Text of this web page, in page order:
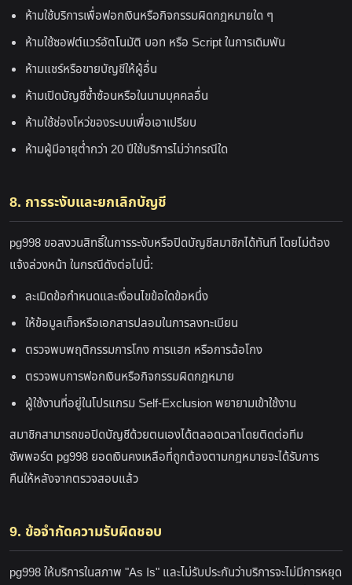
ห้ามใช้บริการเพื่อฟอกเงินหรือกิจกรรมผิดกฎหมายใด ๆ
ห้ามใช้ซอฟต์แวร์อัตโนมัติ บอท หรือ Script ในการเดิมพัน
ห้ามแชร์หรือขายบัญชีให้ผู้อื่น
ห้ามเปิดบัญชีซ้ำซ้อนหรือในนามบุคคลอื่น
ห้ามใช้ช่องโหว่ของระบบเพื่อเอาเปรียบ
ห้ามผู้มีอายุต่ำกว่า 20 ปีใช้บริการไม่ว่ากรณีใด
8. การระงับและยกเลิกบัญชี
pg998 ขอสงวนสิทธิ์ในการระงับหรือปิดบัญชีสมาชิกได้ทันที โดยไม่ต้อง
แจ้งล่วงหน้า ในกรณีดังต่อไปนี้:
ละเมิดข้อกำหนดและเงื่อนไขข้อใดข้อหนึ่ง
ให้ข้อมูลเท็จหรือเอกสารปลอมในการลงทะเบียน
ตรวจพบพฤติกรรมการโกง การแฮก หรือการฉ้อโกง
ตรวจพบการฟอกเงินหรือกิจกรรมผิดกฎหมาย
ผู้ใช้งานที่อยู่ในโปรแกรม Self-Exclusion พยายามเข้าใช้งาน
สมาชิกสามารถขอปิดบัญชีด้วยตนเองได้ตลอดเวลาโดยติดต่อทีม
ซัพพอร์ต pg998 ยอดเงินคงเหลือที่ถูกต้องตามกฎหมายจะได้รับการ
คืนให้หลังจากตรวจสอบแล้ว
9. ข้อจำกัดความรับผิดชอบ
pg998 ให้บริการในสภาพ "As Is" และไม่รับประกันว่าบริการจะไม่มีการหยุด